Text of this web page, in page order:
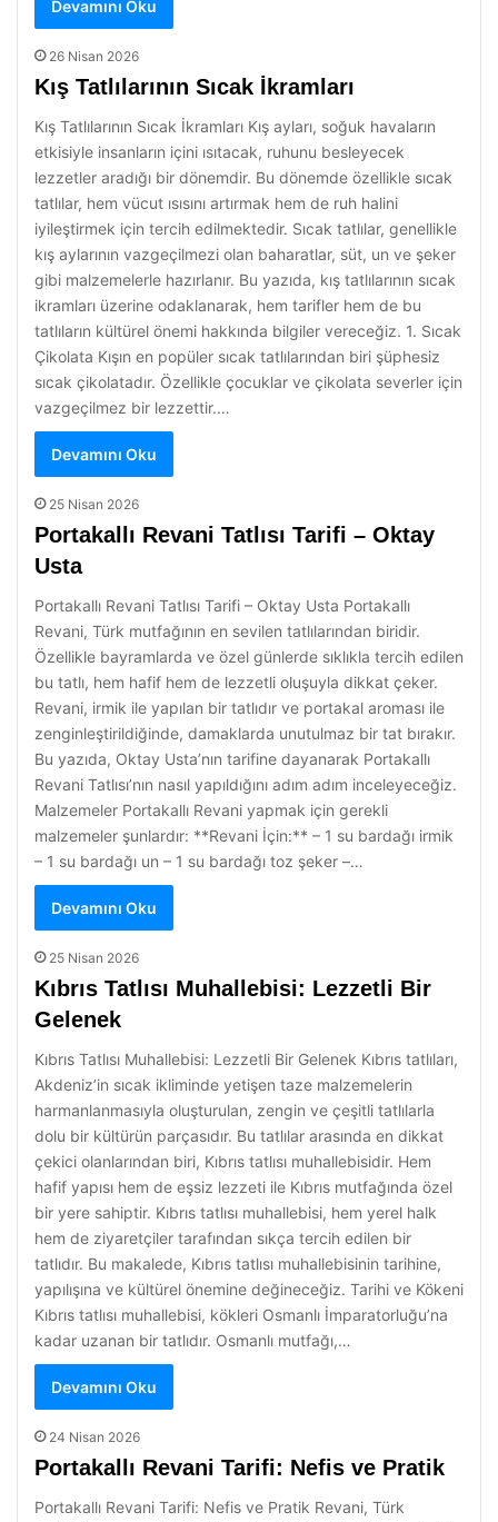
Devamını Oku
26 Nisan 2026
Kış Tatlılarının Sıcak İkramları
Kış Tatlılarının Sıcak İkramları Kış ayları, soğuk havaların
etkisiyle insanların içini ısıtacak, ruhunu besleyecek
lezzetler aradığı bir dönemdir. Bu dönemde özellikle sıcak
tatlılar, hem vücut ısısını artırmak hem de ruh halini
iyileştirmek için tercih edilmektedir. Sıcak tatlılar, genellikle
kış aylarının vazgeçilmezi olan baharatlar, süt, un ve şeker
gibi malzemelerle hazırlanır. Bu yazıda, kış tatlılarının sıcak
ikramları üzerine odaklanarak, hem tarifler hem de bu
tatlıların kültürel önemi hakkında bilgiler vereceğiz. 1. Sıcak
Çikolata Kışın en popüler sıcak tatlılarından biri şüphesiz
sıcak çikolatadır. Özellikle çocuklar ve çikolata severler için
vazgeçilmez bir lezzettir.…
Devamını Oku
25 Nisan 2026
Portakallı Revani Tatlısı Tarifi – Oktay
Usta
Portakallı Revani Tatlısı Tarifi – Oktay Usta Portakallı
Revani, Türk mutfağının en sevilen tatlılarından biridir.
Özellikle bayramlarda ve özel günlerde sıklıkla tercih edilen
bu tatlı, hem hafif hem de lezzetli oluşuyla dikkat çeker.
Revani, irmik ile yapılan bir tatlıdır ve portakal aroması ile
zenginleştirildiğinde, damaklarda unutulmaz bir tat bırakır.
Bu yazıda, Oktay Usta’nın tarifine dayanarak Portakallı
Revani Tatlısı’nın nasıl yapıldığını adım adım inceleyeceğiz.
Malzemeler Portakallı Revani yapmak için gerekli
malzemeler şunlardır: **Revani İçin:** – 1 su bardağı irmik
– 1 su bardağı un – 1 su bardağı toz şeker –…
Devamını Oku
25 Nisan 2026
Kıbrıs Tatlısı Muhallebisi: Lezzetli Bir
Gelenek
Kıbrıs Tatlısı Muhallebisi: Lezzetli Bir Gelenek Kıbrıs tatlıları,
Akdeniz’in sıcak ikliminde yetişen taze malzemelerin
harmanlanmasıyla oluşturulan, zengin ve çeşitli tatlılarla
dolu bir kültürün parçasıdır. Bu tatlılar arasında en dikkat
çekici olanlarından biri, Kıbrıs tatlısı muhallebisidir. Hem
hafif yapısı hem de eşsiz lezzeti ile Kıbrıs mutfağında özel
bir yere sahiptir. Kıbrıs tatlısı muhallebisi, hem yerel halk
hem de ziyaretçiler tarafından sıkça tercih edilen bir
tatlıdır. Bu makalede, Kıbrıs tatlısı muhallebisinin tarihine,
yapılışına ve kültürel önemine değineceğiz. Tarihi ve Kökeni
Kıbrıs tatlısı muhallebisi, kökleri Osmanlı İmparatorluğu’na
kadar uzanan bir tatlıdır. Osmanlı mutfağı,…
Devamını Oku
24 Nisan 2026
Portakallı Revani Tarifi: Nefis ve Pratik
Portakallı Revani Tarifi: Nefis ve Pratik Revani, Türk